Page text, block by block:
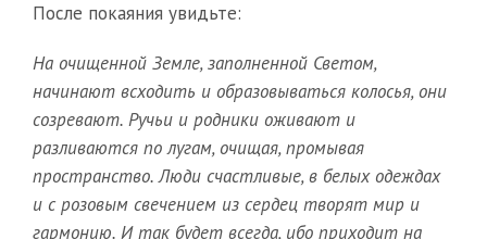
После покаяния увидьте:
На очищенной Земле, заполненной Светом,
начинают всходить и образовываться колосья, они
созревают. Ручьи и родники оживают и
разливаются по лугам, очищая, промывая
пространство. Люди счастливые, в белых одеждах
и с розовым свечением из сердец творят мир и
гармонию. И так будет всегда, ибо приходит на